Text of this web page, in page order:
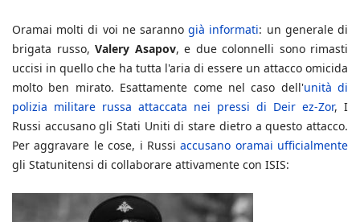
Oramai molti di voi ne sarannogià informati: un generale di
brigata russo, Valery Asapov, e due colonnelli sono rimasti
uccisi in quello che ha tutta l'aria di essere un attacco omicida
molto ben mirato. Esattamente come nel caso dell'unità di
polizia militare russa attaccata nei pressi di Deir ez-Zor, I
Russi accusano gli Stati Uniti di stare dietro a questo attacco.
Per aggravare le cose, i Russiaccusano oramai ufficialmente
gli Statunitensi di collaborare attivamente con ISIS: